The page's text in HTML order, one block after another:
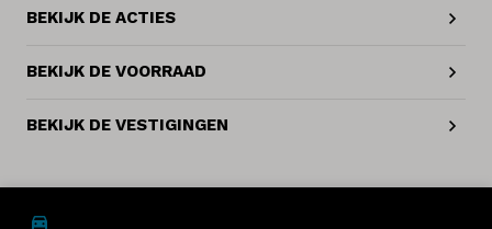
BEKIJK DE ACTIES
BEKIJK DE VOORRAAD
BEKIJK DE VESTIGINGEN